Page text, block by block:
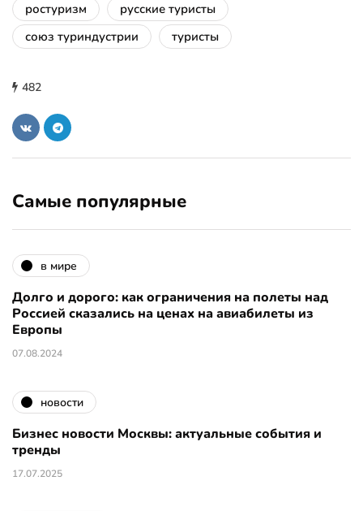
ростуризм
русские туристы
союз туриндустрии
туристы
482
Самые популярные
в мире
Долго и дорого: как ограничения на полеты над
Россией сказались на ценах на авиабилеты из
Европы
07.08.2024
новости
Бизнес новости Москвы: актуальные события и
тренды
17.07.2025